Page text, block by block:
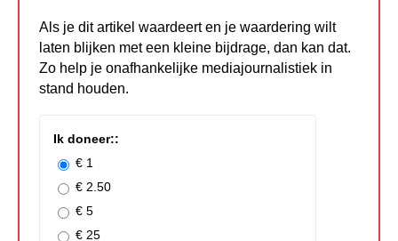
Als je dit artikel waardeert en je waardering wilt
laten blijken met een kleine bijdrage, dan kan dat.
Zo help je onafhankelijke mediajournalistiek in
stand houden.
Ik doneer::
€ 1
€ 2.50
€ 5
€ 25